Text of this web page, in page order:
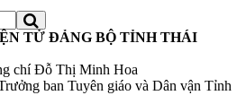
TỬ ĐẢNG BỘ TỈNH THÁI
chí Đỗ Thị Minh Hoa
ban Tuyên giáo và Dân vận Tỉnh